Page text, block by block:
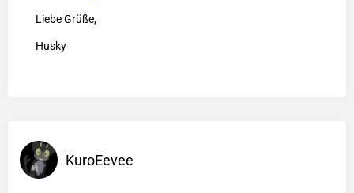
Liebe Grüße,
Husky
KuroEevee